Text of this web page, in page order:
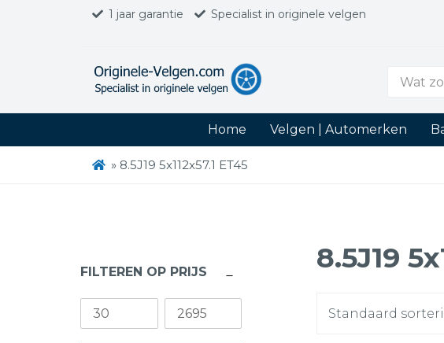
1 jaar garantie Specialist in originele velgen
Zoek
Home Velgen | Automerken
» 8.5J19 5x112x57.1 ET45
8.5J19
FILTEREN OP PRIJS